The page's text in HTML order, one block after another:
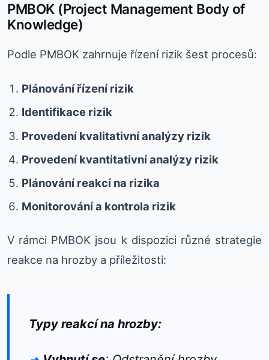
PMBOK (Project Management Body of
Knowledge)
Podle PMBOK zahrnuje řízení rizik šest procesů:
Plánování řízení rizik
Identifikace rizik
Provedení kvalitativní analýzy rizik
Provedení kvantitativní analýzy rizik
Plánování reakcí na rizika
Monitorování a kontrola rizik
V rámci PMBOK jsou k dispozici různé strategie
reakce na hrozby a příležitosti:
Typy reakcí na hrozby: